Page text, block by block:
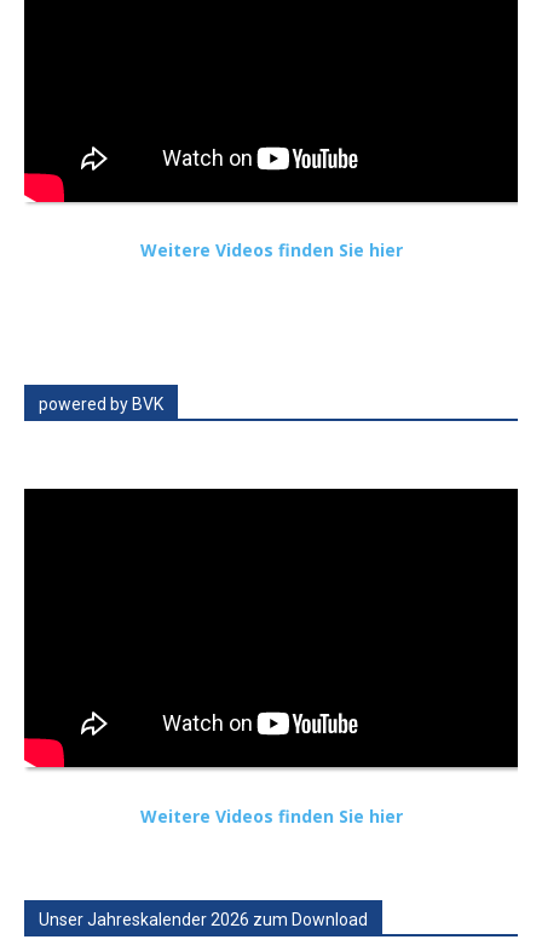
Weitere Videos finden Sie hier
powered by BVK
Weitere Videos finden Sie hier
Unser Jahreskalender 2026 zum Download